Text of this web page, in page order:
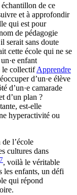
de ce
et à approfondir
qui est pour
de pédagogie
serait sans doute
cette école qui ne se
enfant
le collectifApprendre
d’un·e élève
d’un·e camarade
d’un plan ?
est-elle
hyperactivité ou
l’école
cultures dans
7, voilà le véritable
les enfants, un défi
qui répond